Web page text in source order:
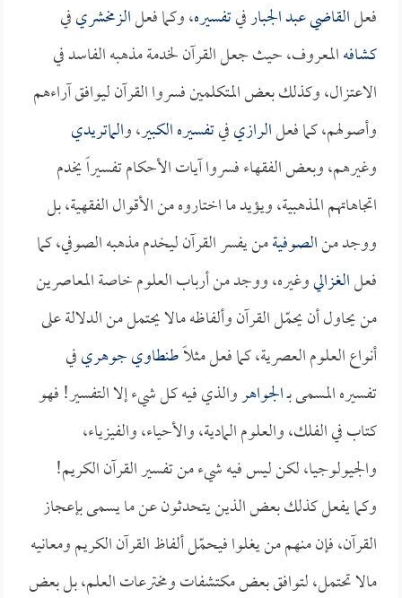
فعلالقاضي عبد الجبارفيتفسيره، وكما فعلالزمخشريفي
كشافهالمعروف، حيث جعل القرآن لخدمة مذهبه الفاسد في
الاعتزال، وكذلك بعض المتكلمين فسروا القرآن ليوافق آراءهم
وأصولهم، كما فعلالرازيفيتفسيره الكبير، والماتريدي
وغيرهم، وبعض الفقهاء فسروا آيات الأحكام تفسيراً يخدم
اتجاهاتهم المذهبية، ويؤيد ما اختاروه من الأقوال الفقهية، بل
ووجد منالصوفيةمن يفسر القرآن ليخدم مذهبه الصوفي، كما
فعلالغزاليوغيره، ووجد من أرباب العلوم خاصة المعاصرين
من يحاول أن يحمّل القرآن وألفاظه مالا يحتمل من الدلالة على
أنواع العلوم العصرية، كما فعل مثلاًطنطاوي جوهريفي
تفسيره المسمى بـالجواهروالذي فيه كل شيء إلا التفسير! فهو
كتاب في الفلك، والعلوم المادية، والأحياء، والفيزياء،
والجيولوجيا، لكن ليس فيه شيء من تفسير القرآن الكريم!
وكما يفعل كذلك بعض الذين يتحدثون عن ما يسمى بإعجاز
القرآن، فإن منهم من يغلوا فيحمّل ألفاظ القرآن الكريم ومعانيه
مالا تحتمل، لتوافق بعض مكتشفات ومخترعات العلم، بل بعض